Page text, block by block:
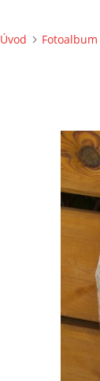
Úvod Fotoalbum